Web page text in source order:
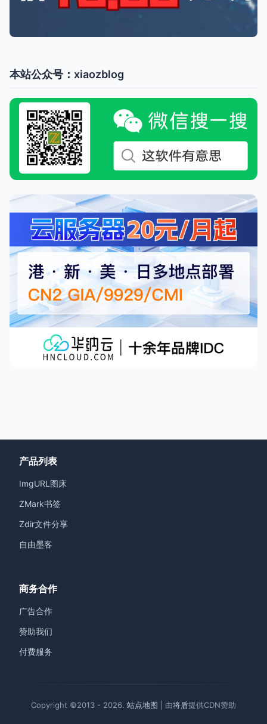
本站公众号：xiaozblog
产品列表
ImgURL图床
ZMark书签
Zdir文件分享
自由墨客
商务合作
广告合作
赞助我们
付费服务
Copyright ©2013 - 2026. 站点地图 | 由将盾提供CDN赞助